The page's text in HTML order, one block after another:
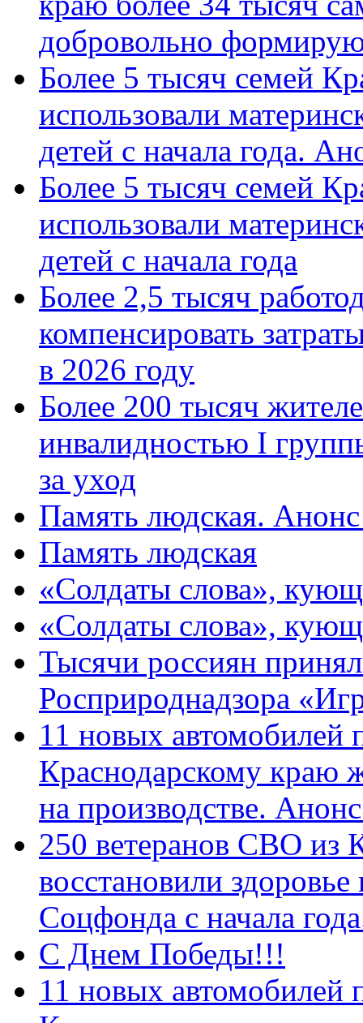
добровольно
Более 5 тысяч семей
использовали
детей с начала года.
Более 5 тысяч семей
использовали
детей с начала года
Более 2,5 тысяч
компенсировать
в 2026 году
Более 200 тысяч
инвалидностью I
за уход
Память людская.
Память людская
«Солдаты слова»,
«Солдаты слова»,
Тысячи россиян
Росприроднадзора
11 новых автомобилей
Краснодарскому краю
на производстве.
250 ветеранов СВО из
восстановили
Соцфонда с начала
С Днем Победы!!!
11 новых автомобилей